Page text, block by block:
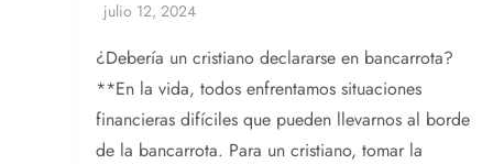
¿Debería un cristiano declararse en bancarrota?
**En la vida, todos enfrentamos situaciones
financieras difíciles que pueden llevarnos al borde
de la bancarrota. Para un cristiano, tomar la